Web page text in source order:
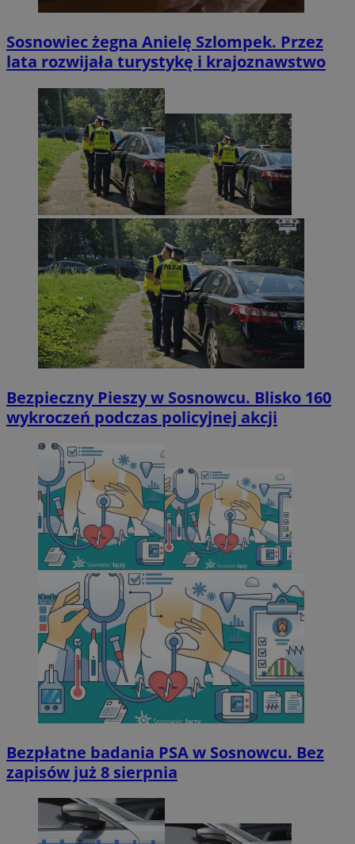
Sosnowiec żegna Anielę Szlompek. Przez
lata rozwijała turystykę i krajoznawstwo
Bezpieczny Pieszy w Sosnowcu. Blisko 160
wykroczeń podczas policyjnej akcji
Bezpłatne badania PSA w Sosnowcu. Bez
zapisów już 8 sierpnia